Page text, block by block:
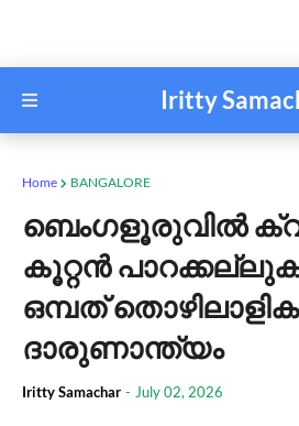
Iritty
Home BANGALORE
ബെംഗളൂരുവിൽ
കൂറ്റൻ
ഒമ്പത്
ദാരുണാന്ത്യം
Iritty Samachar - July 02, 2026